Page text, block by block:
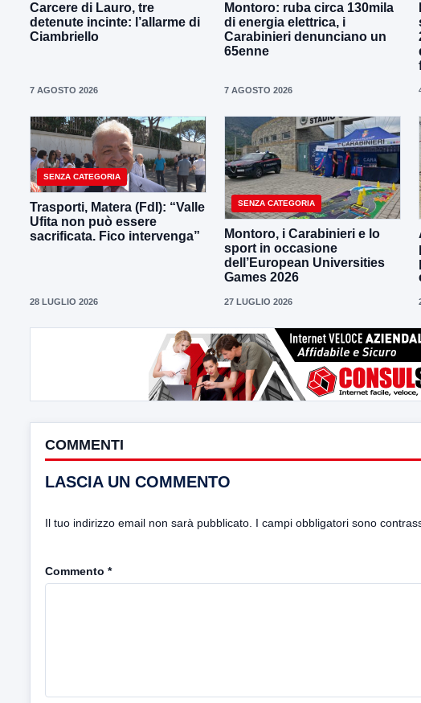
Carcere di Lauro, tre
detenute incinte: l’allarme di
Ciambriello
7 AGOSTO 2026
Montoro: ruba circa 130mila
di energia elettrica, i
Carabinieri denunciano un
65enne
7 AGOSTO 2026
SENZA CATEGORIA
Trasporti, Matera (FdI): “Valle
Ufita non può essere
sacrificata. Fico intervenga”
28 LUGLIO 2026
SENZA CATEGORIA
Montoro, i Carabinieri e lo
sport in occasione
dell’European Universities
Games 2026
27 LUGLIO 2026
COMMENTI
LASCIA UN COMMENTO
Il tuo indirizzo email non sarà pubblicato. I campi obbligatori sono
Commento *